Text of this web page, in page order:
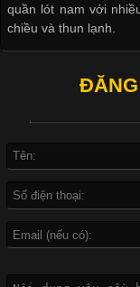
đời sống hiện đại
được ứng dụng
biệt là các sản phẩm
Công Nghệ In
quần lót nam với
chiều và thun lạnh.